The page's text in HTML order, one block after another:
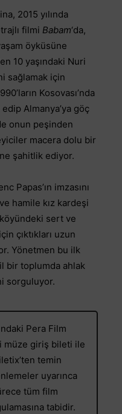
2015 yılında
filmi Babam‘da,
öyküsüne
10 yaşındaki Nuri
sağlamak için
Kosovası’nda
Almanya’ya göç
onun peşinden
macera dolu bir
şahitlik ediyor.
Papas’ın imzasını
hamile kız kardeşi
köyündeki sert ve
çıktıkları uzun
Yönetmen bu ilk
bir toplumda ahlak
sorguluyor.
Pera Film
müze giriş bileti ile
temin
uyarınca
tüm film
tabidir.